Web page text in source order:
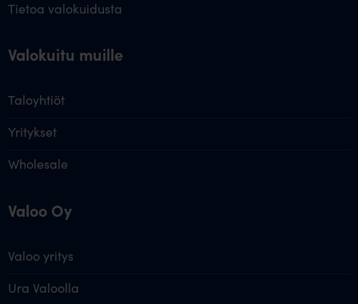
Tietoa valokuidusta
Valokuitu muille
Taloyhtiöt
Yritykset
Wholesale
Valoo Oy
Valoo yritys
Ura Valoolla